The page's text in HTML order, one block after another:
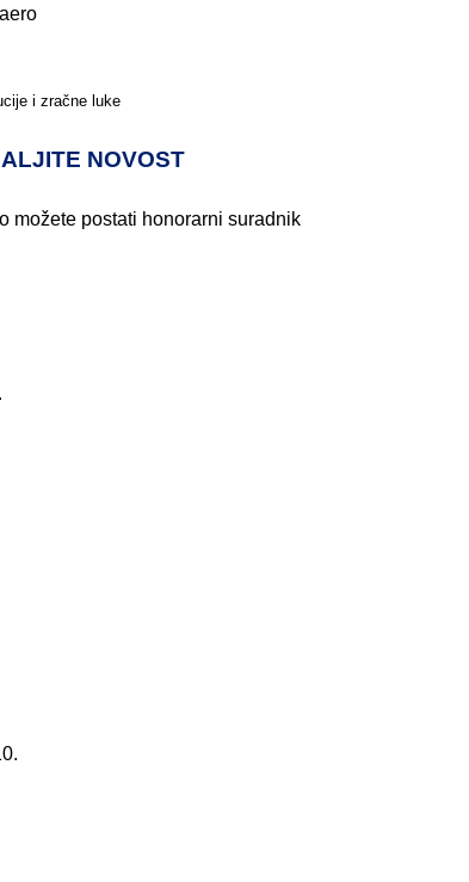
i zračne luke
NOVOST
možete postati honorarni suradnik